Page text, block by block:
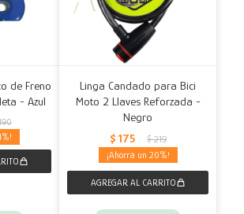
de Freno
- Azul
Linga Candado para Bici
Moto 2 Llaves Reforzada -
Negro
$ 175 $ 219
20